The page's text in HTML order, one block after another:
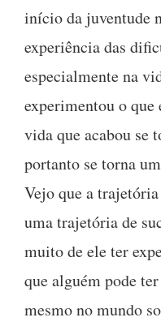
início da juventude
experiência das
especialmente na
experimentou o
vida que acabou se
portanto se torna
Vejo que a
uma trajetória de
muito de ele ter
que alguém pode
mesmo no mundo